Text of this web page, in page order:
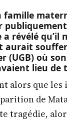
famille
révélé qu’il
aurait
(UGB) où
lieu de
alors que
de
tragédie,